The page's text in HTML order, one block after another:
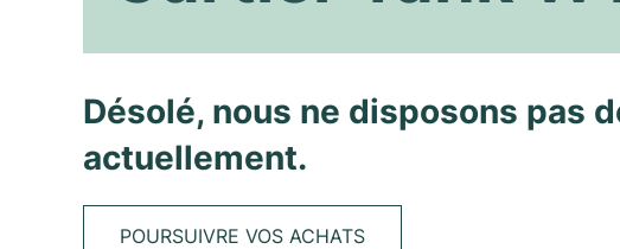
Désolé, nous ne disposons pas
actuellement.
POURSUIVRE VOS ACHATS